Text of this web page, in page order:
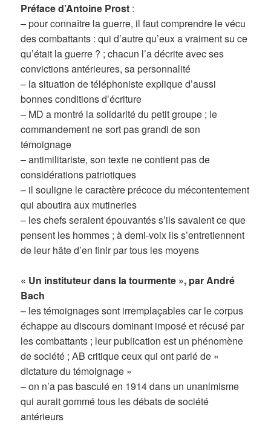
Préface d’Antoine Prost :
– pour connaître la guerre, il faut comprendre le vécu
des combattants : qui d’autre qu’eux a vraiment su ce
qu’était la guerre ? ; chacun l’a décrite avec ses
convictions antérieures, sa personnalité
– la situation de téléphoniste explique d’aussi
bonnes conditions d’écriture
– MD a montré la solidarité du petit groupe ; le
commandement ne sort pas grandi de son
témoignage
– antimilitariste, son texte ne contient pas de
considérations patriotiques
– il souligne le caractère précoce du mécontentement
qui aboutira aux mutineries
– les chefs seraient épouvantés s’ils savaient ce que
pensent les hommes ; à demi-voix ils s’entretiennent
de leur hâte d’en finir par tous les moyens
« Un instituteur dans la tourmente », par André
Bach
– les témoignages sont irremplaçables car le corpus
échappe au discours dominant imposé et récusé par
les combattants ; leur publication est un phénomène
de société ; AB critique ceux qui ont parlé de «
dictature du témoignage »
– on n’a pas basculé en 1914 dans un unanimisme
qui aurait gommé tous les débats de société
antérieurs